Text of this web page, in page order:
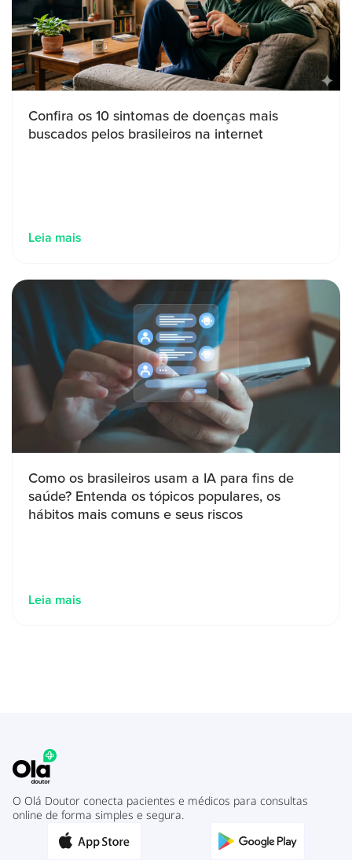
Confira os 10 sintomas de doenças mais
buscados pelos brasileiros na internet
Leia mais
Como os brasileiros usam a IA para fins de
saúde? Entenda os tópicos populares, os
hábitos mais comuns e seus riscos
Leia mais
O Olá Doutor conecta pacientes e médicos para consultas
online de forma simples e segura.